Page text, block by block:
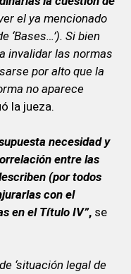
el ya mencionado
‘Bases…’). Si bien
invalidar las normas
por alto que la
no aparece
la jueza.
necesidad y
entre las
(por todos
con el
en el Título IV”,se
‘situación legal de